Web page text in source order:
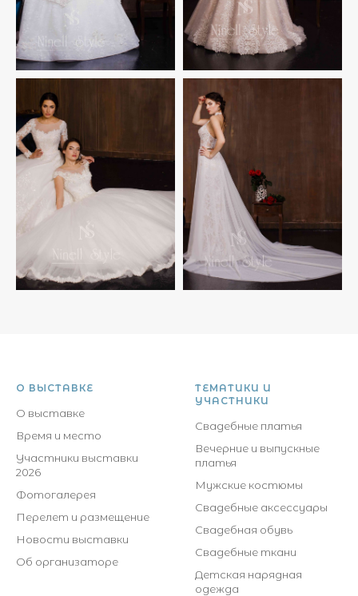
О ВЫСТАВКЕ
О выставке
Время и место
Участники выставки
2026
Фотогалерея
Перелет и размещение
Новости выставки
Об организаторе
ТЕМАТИКИ И
УЧАСТНИКИ
Свадебные платья
Вечерние и выпускные
платья
Мужские костюмы
Свадебные аксессуары
Свадебная обувь
Свадебные ткани
Детская нарядная
одежда